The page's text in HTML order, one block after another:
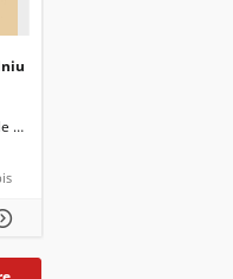
Górki Szczukowskie k/Kielce]
Budów nr 1 przy Rejonie
Oddziałowym w Kierownictwie